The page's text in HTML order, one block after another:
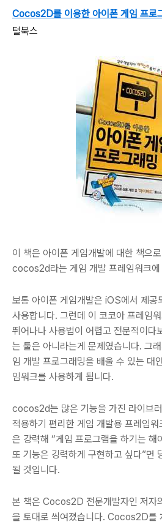
Cocos2D를 이용한 아이폰 게임 프로
털북스
이 책은 아이폰 게임개발에 대한 책으
cocos2d라는 게임 개발 프레임워크에
보통 아이폰 게임개발은 iOS에서 제공
사용합니다. 그런데 이 코코아 프레임
뛰어나나 사용법이 어렵고 전문적이다
는 툴은 아니라는게 문제였습니다. 그
임 개발 프로그래밍을 배울 수 있는 대
임워크를 사용하게 됩니다.
cocos2d는 많은 기능을 가진 라이브
적용하기 편리한 게임 개발용 프레임
은 강력해 “게임 프로그램을 하기는 해
또 기능은 깅력하게 구현하고 싶다”면
될 것입니다.
본 책은 Cocos2D 전문개발자인 저자
을 토대로 씌여졌습니다. Cocos2D를